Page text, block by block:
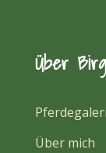
Über
Über mich